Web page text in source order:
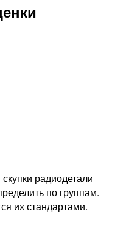
радиодетали
по группам.
их стандартами.